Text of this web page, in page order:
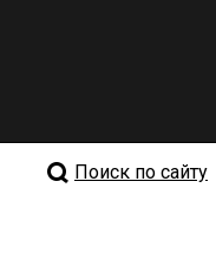
Поиск по сайту